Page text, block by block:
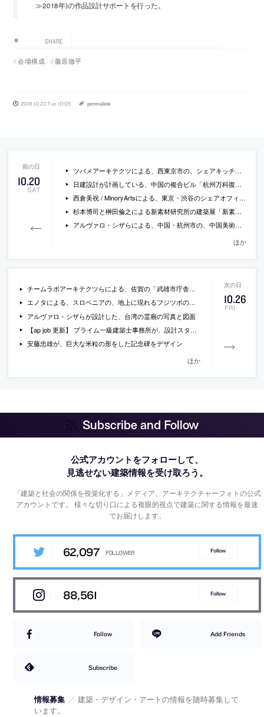
≫2018年)の作品設計サポートを行った。
SHARE
会場構成 藤原徹平
2018.10.23 Tue 10:05 permalink
10.20
SAT
ツバメアーキテクツによる、西東京市の、シェアキッチンや一坪ショップを核としたシェアデパートメント「HIBARIDO」
日建設計が計画している、中国の複合ビル「杭州万科復興路TODプロジェクト」
西倉美祝 / MinoryArtsによる、東京・渋谷のシェアオフィスの為の「テーブル：偶然の船」の内覧会が開催
杉本博司と榊田倫之による新素材研究所の建築展「新素材×旧素材」の会場写真
アルヴァロ・シザらによる、中国・杭州市の、中国美術学院内の美術館の写真
ほか
10.26
FRI
チームラボアーキテクツらによる、佐賀の「武雄市庁舎」の写真
エノタによる、スロベニアの、地上に現れるフジツボのような屋根形状が特徴的なスパ「Termalija Family Wellness」の写真
アルヴァロ・シザらが設計した、台湾の霊廟の写真と図面
【ap job 更新】 プライム一級建築士事務所が、設計スタッフを急募中
安藤忠雄が、巨大な米粒の形をした記念碑をデザイン
ほか
Subscribe and Follow
公式アカウントをフォローして、
見逃せない建築情報を受け取ろう。
「建築と社会の関係を視覚化する」メディア、アーキテクチャーフォトの公式
アカウントです。様々な切り口による複眼的視点で建築に関する情報を最速
でお届けします。
62,097 Follow
88,561 Follow
Follow Add Friends
Subscribe
情報募集 ／ 建築・デザイン・アートの情報を随時募集して
います。